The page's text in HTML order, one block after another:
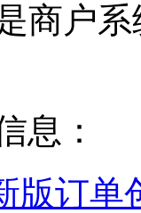
商户
息：
版订